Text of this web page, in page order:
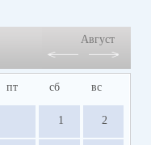
Август
пт сб вс
1 2